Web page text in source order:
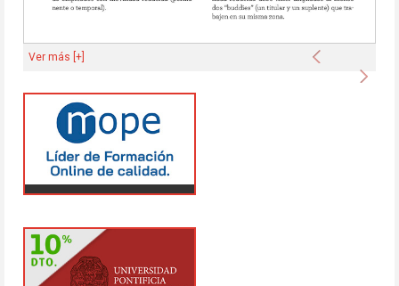
Anterior
Ver más [+]